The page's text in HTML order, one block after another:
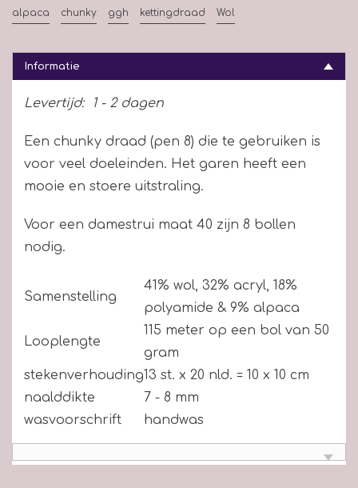
alpaca chunky ggh kettingdraad Wol
Informatie
Levertijd: 1 - 2 dagen
Een chunky draad (pen 8) die te gebruiken is
voor veel doeleinden. Het garen heeft een
mooie en stoere uitstraling.
Voor een damestrui maat 40 zijn 8 bollen
nodig.
Samenstelling
41% wol, 32% acryl, 18%
polyamide & 9% alpaca
Looplengte
115 meter op een bol van 50
gram
stekenverhouding13 st. x 20 nld. = 10 x 10 cm
naalddikte
7 - 8 mm
wasvoorschrift
handwas